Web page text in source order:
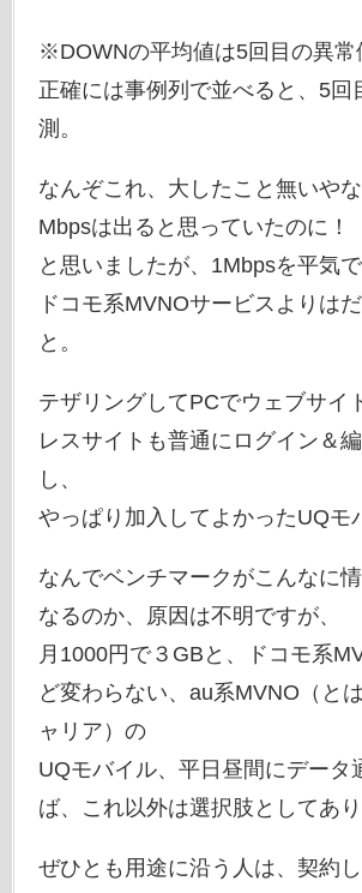
※DOWNの平均値は5回目の異常
正確には事例列で並べると、5回
測。
なんぞこれ、大したこと無いや
Mbpsは出ると思っていたのに！
と思いましたが、1Mbpsを平気
ドコモ系MVNOサービスよりは
と。
テザリングしてPCでウェブサイ
レスサイトも普通にログイン＆
し、
やっぱり加入してよかったUQモ
なんでベンチマークがこんなに
なるのか、原因は不明ですが、
月1000円で３GBと、ドコモ系
ど変わらない、au系MVNO（と
ャリア）の
UQモバイル、平日昼間にデータ
ば、これ以外は選択肢としてあり
ぜひとも用途に沿う人は、契約